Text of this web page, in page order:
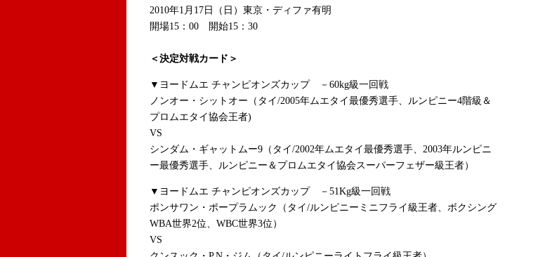
2010年1月17日（日）東京・ディファ有明
開場15：00 開始15：30
＜決定対戦カード＞
▼ヨードムエ チャンピオンズカップ －60kg級一回戦
ノンオー・シットオー（タイ/2005年ムエタイ最優秀選手、ルンピニー4階級＆
プロムエタイ協会王者)
VS
シンダム・ギャットムー9（タイ/2002年ムエタイ最優秀選手、2003年ルンピニ
ー最優秀選手、ルンピニー＆プロムエタイ協会スーパーフェザー級王者）
▼ヨードムエ チャンピオンズカップ －51Kg級一回戦
ポンサワン・ポープラムック（タイ/ルンピニーミニフライ級王者、ボクシング
WBA世界2位、WBC世界3位）
VS